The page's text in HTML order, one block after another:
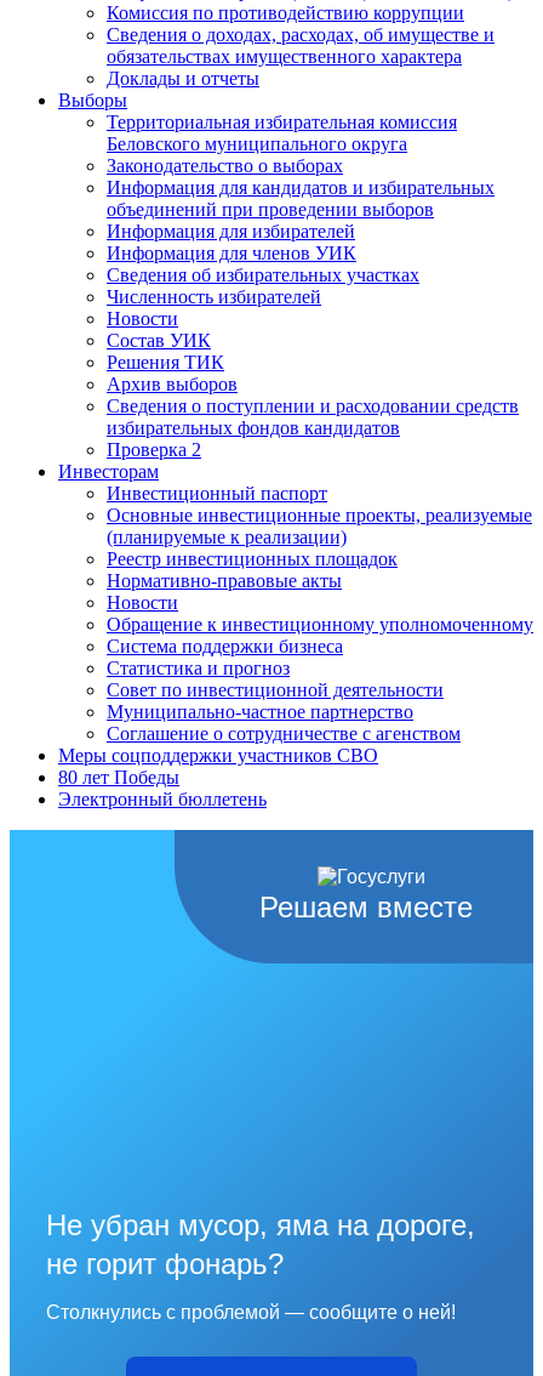
Комиссия по противодействию коррупции
Сведения о доходах, расходах, об имуществе и
обязательствах имущественного характера
Доклады и отчеты
Выборы
Территориальная избирательная комиссия
Беловского муниципального округа
Законодательство о выборах
Информация для кандидатов и избирательных
объединений при проведении выборов
Информация для избирателей
Информация для членов УИК
Сведения об избирательных участках
Численность избирателей
Новости
Состав УИК
Решения ТИК
Архив выборов
Сведения о поступлении и расходовании средств
избирательных фондов кандидатов
Проверка 2
Инвесторам
Инвестиционный паспорт
Основные инвестиционные проекты, реализуемые
(планируемые к реализации)
Реестр инвестиционных площадок
Нормативно-правовые акты
Новости
Обращение к инвестиционному уполномоченному
Система поддержки бизнеса
Статистика и прогноз
Совет по инвестиционной деятельности
Муниципально-частное партнерство
Соглашение о сотрудничестве с агенством
Меры соцподдержки участников СВО
80 лет Победы
Электронный бюллетень
Решаем вместе
Не убран мусор, яма на дороге,
не горит фонарь?
Столкнулись с проблемой — сообщите о ней!